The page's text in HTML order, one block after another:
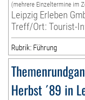
(mehrere Einzeltermine im
Leipzig Erleben
Treff/Ort: Tourist-
Rubrik: Führung
Herbst ´89 in